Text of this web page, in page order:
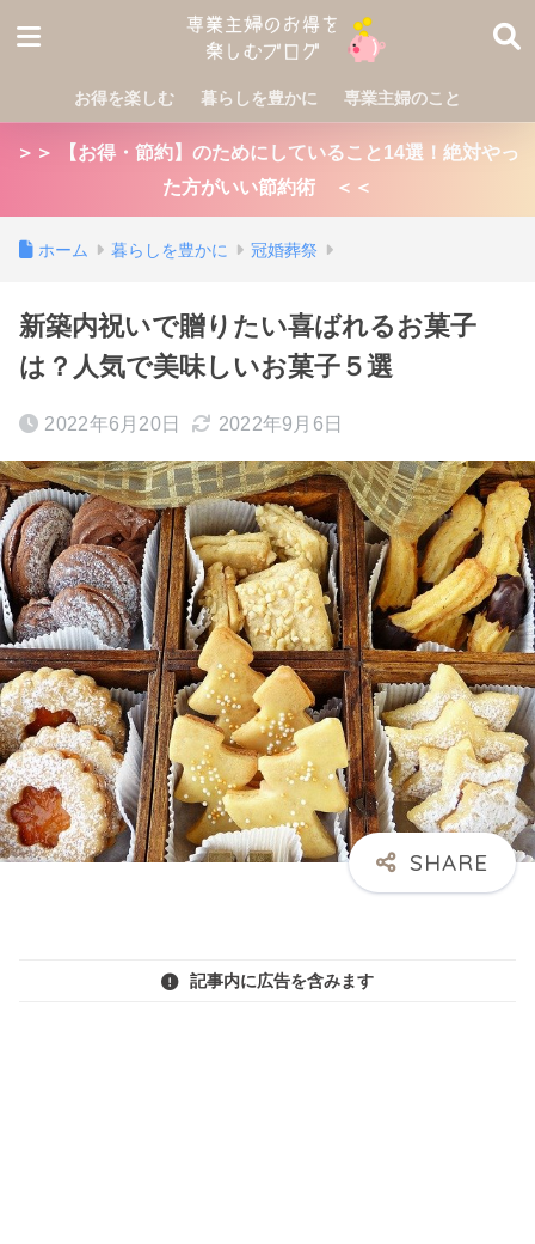
お得を楽しむ 暮らしを豊かに 専業主婦のこと
＞＞ 【お得・節約】のためにしていること14選！絶対やっ
た方がいい節約術 ＜＜
ホーム 暮らしを豊かに 冠婚葬祭
新築内祝いで贈りたい喜ばれるお菓子
は？人気で美味しいお菓子５選
2022年6月20日 2022年9月6日
記事内に広告を含みます